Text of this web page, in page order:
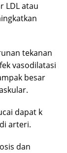
LDL atau
tekanan
vasodilatasi
besar
dapat k
arteri.
dan